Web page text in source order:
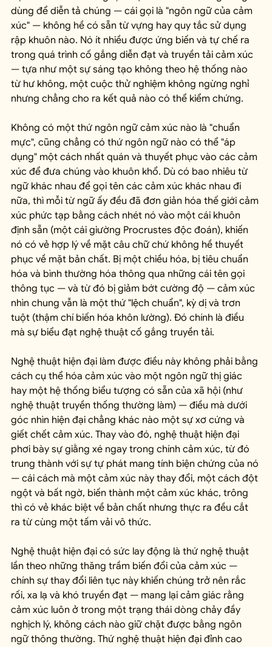
dùng để diễn tả chúng — cái gọi là "ngôn ngữ của cảm
xúc" — không hề có sẵn từ vựng hay quy tắc sử dụng
rập khuôn nào. Nó ít nhiều được ứng biến và tự chế ra
trong quá trình cố gắng diễn đạt và truyền tải cảm xúc
— tựa như một sự sáng tạo không theo hệ thống nào
từ hư không, một cuộc thử nghiệm không ngừng nghỉ
nhưng chẳng cho ra kết quả nào có thể kiểm chứng.
Không có một thứ ngôn ngữ cảm xúc nào là "chuẩn
mực", cũng chẳng có thứ ngôn ngữ nào có thể "áp
dụng" một cách nhất quán và thuyết phục vào các cảm
xúc để đưa chúng vào khuôn khổ. Dù có bao nhiêu từ
ngữ khác nhau để gọi tên các cảm xúc khác nhau đi
nữa, thì mỗi từ ngữ ấy đều đã đơn giản hóa thế giới cảm
xúc phức tạp bằng cách nhét nó vào một cái khuôn
định sẵn (một cái giường Procrustes độc đoán), khiến
nó có vẻ hợp lý về mặt câu chữ chứ không hề thuyết
phục về mặt bản chất. Bị một chiều hóa, bị tiêu chuẩn
hóa và bình thường hóa thông qua những cái tên gọi
thông tục — và từ đó bị giảm bớt cường độ — cảm xúc
nhìn chung vẫn là một thứ "lệch chuẩn", kỳ dị và trơn
tuột (thậm chí biến hóa khôn lường). Đó chính là điều
mà sự biểu đạt nghệ thuật cố gắng truyền tải.
Nghệ thuật hiện đại làm được điều này không phải bằng
cách cụ thể hóa cảm xúc vào một ngôn ngữ thị giác
hay một hệ thống biểu tượng có sẵn của xã hội (như
nghệ thuật truyền thống thường làm) — điều mà dưới
góc nhìn hiện đại chẳng khác nào một sự xơ cứng và
giết chết cảm xúc. Thay vào đó, nghệ thuật hiện đại
phơi bày sự giằng xé ngay trong chính cảm xúc, từ đó
trung thành với sự tự phát mang tính biện chứng của nó
— cái cách mà một cảm xúc này thay đổi, một cách đột
ngột và bất ngờ, biến thành một cảm xúc khác, trông
thì có vẻ khác biệt về bản chất nhưng thực ra đều cắt
ra từ cùng một tấm vải vô thức.
Nghệ thuật hiện đại có sức lay động là thứ nghệ thuật
lần theo những thăng trầm biến đổi của cảm xúc —
chính sự thay đổi liên tục này khiến chúng trở nên rắc
rối, xa lạ và khó truyền đạt — mang lại cảm giác rằng
cảm xúc luôn ở trong một trạng thái dòng chảy đầy
nghịch lý, không cách nào giữ chặt được bằng ngôn
ngữ thông thường. Thứ nghệ thuật hiện đại đỉnh cao